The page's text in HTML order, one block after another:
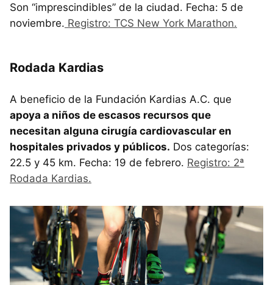
Son “imprescindibles” de la ciudad. Fecha: 5 de
noviembre. Registro: TCS New York Marathon.
Rodada Kardias
A beneficio de la Fundación Kardias A.C. que
apoya a niños de escasos recursos que
necesitan alguna cirugía cardiovascular en
hospitales privados y públicos. Dos categorías:
22.5 y 45 km. Fecha: 19 de febrero. Registro: 2ª
Rodada Kardias.